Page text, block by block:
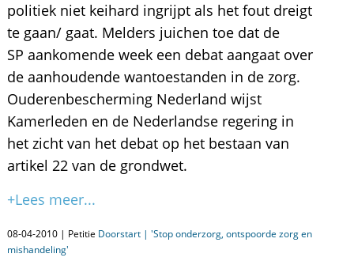
politiek niet keihard ingrijpt als het fout dreigt
te gaan/ gaat. Melders juichen toe dat de
SP aankomende week een debat aangaat over
de aanhoudende wantoestanden in de zorg.
Ouderenbescherming Nederland wijst
Kamerleden en de Nederlandse regering in
het zicht van het debat op het bestaan van
artikel 22 van de grondwet.
+Lees meer...
08-04-2010 | Petitie Doorstart | 'Stop onderzorg, ontspoorde zorg en
mishandeling'